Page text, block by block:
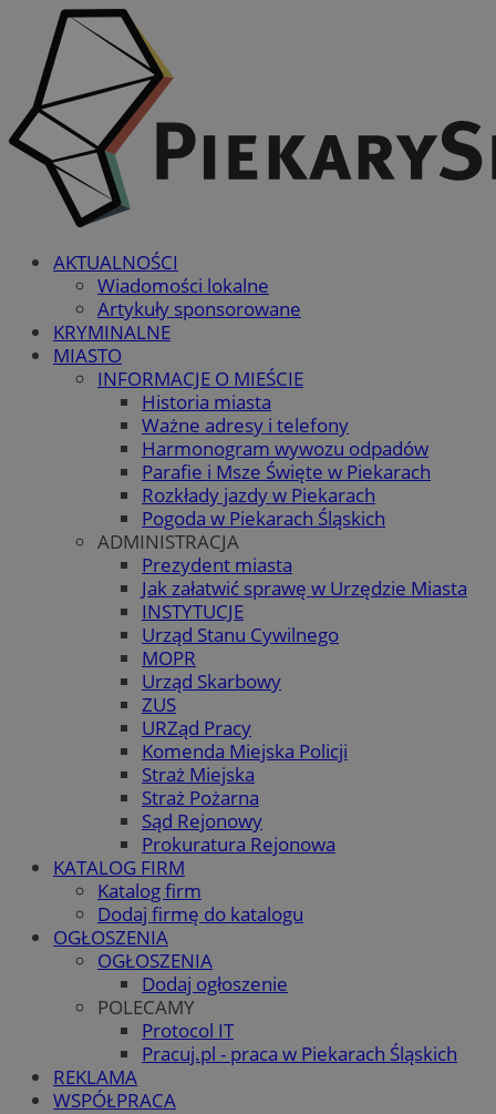
AKTUALNOŚCI
Wiadomości lokalne
Artykuły sponsorowane
KRYMINALNE
MIASTO
INFORMACJE O MIEŚCIE
Historia miasta
Ważne adresy i telefony
Harmonogram wywozu odpadów
Parafie i Msze Święte w Piekarach
Rozkłady jazdy w Piekarach
Pogoda w Piekarach Śląskich
ADMINISTRACJA
Prezydent miasta
Jak załatwić sprawę w Urzędzie Miasta
INSTYTUCJE
Urząd Stanu Cywilnego
MOPR
Urząd Skarbowy
ZUS
URZąd Pracy
Komenda Miejska Policji
Straż Miejska
Straż Pożarna
Sąd Rejonowy
Prokuratura Rejonowa
KATALOG FIRM
Katalog firm
Dodaj firmę do katalogu
OGŁOSZENIA
OGŁOSZENIA
Dodaj ogłoszenie
POLECAMY
Protocol IT
Pracuj.pl - praca w Piekarach Śląskich
REKLAMA
WSPÓŁPRACA